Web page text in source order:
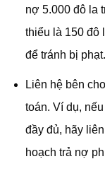
nợ 5.000 đô la
thiểu là 150 đô
để tránh bị phạt.
Liên hệ bên
toán. Ví dụ,
đầy đủ, hãy
hoạch trả nợ